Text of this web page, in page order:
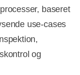
baseret
use-cases
og